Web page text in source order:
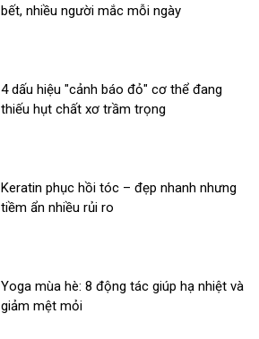
bết, nhiều người mắc mỗi ngày
4 dấu hiệu "cảnh báo đỏ" cơ thể đang
thiếu hụt chất xơ trầm trọng
Keratin phục hồi tóc – đẹp nhanh nhưng
tiềm ẩn nhiều rủi ro
Yoga mùa hè: 8 động tác giúp hạ nhiệt và
giảm mệt mỏi